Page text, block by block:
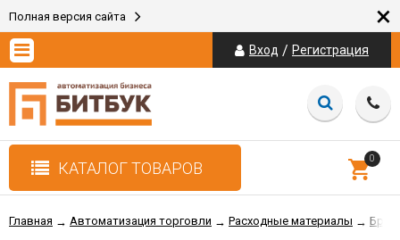
Полная версия сайта ×
Вход / Регистрация
КАТАЛОГ ТОВАРОВ
0
Главная → Автоматизация торговли → Расходные материалы →